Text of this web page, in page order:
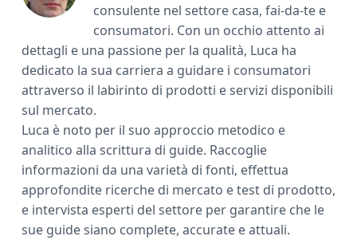
consulente nel settore casa, fai-da-te e
consumatori. Con un occhio attento ai
dettagli e una passione per la qualità, Luca ha
dedicato la sua carriera a guidare i consumatori
attraverso il labirinto di prodotti e servizi disponibili
sul mercato.
Luca è noto per il suo approccio metodico e
analitico alla scrittura di guide. Raccoglie
informazioni da una varietà di fonti, effettua
approfondite ricerche di mercato e test di prodotto,
e intervista esperti del settore per garantire che le
sue guide siano complete, accurate e attuali.